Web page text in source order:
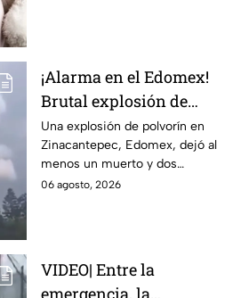
¡Alarma en el Edomex!
Brutal explosión de
polvorín en Santa
María del Monte,
Zinacantepec; reportan
al menos un muerto y
Una explosión de polvorín en
Zinacantepec, Edomex, dejó al
menos un muerto y dos
heridos; autoridades atiende la
06 agosto, 2026
VIDEO| Entre la
emergencia, la